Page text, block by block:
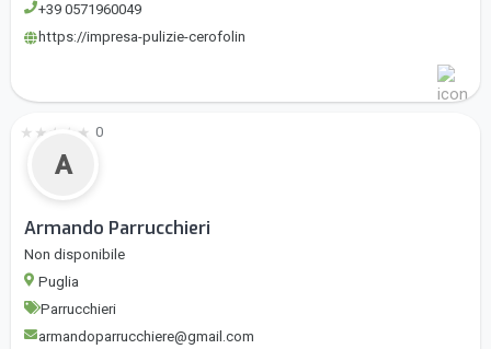
+39 0571960049
https://impresa-pulizie-cerofolin
A
★ ★ ★ ★ ★ 0
Armando Parrucchieri
Non disponibile
Puglia
Parrucchieri
armandoparrucchiere@gmail.com